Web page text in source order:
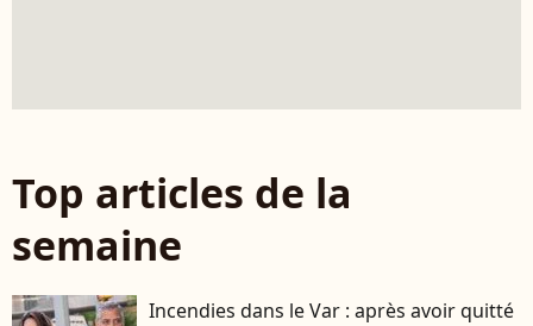
Top articles de la
semaine
Incendies dans le Var : après avoir quitté